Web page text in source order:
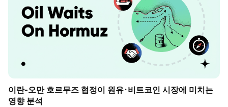
이란-오만 호르무즈 협정이 원유·비트코인 시장에 미치는
영향 분석